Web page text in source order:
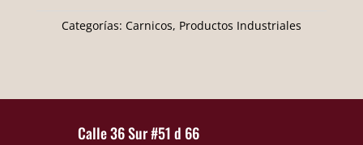
Categorías: Carnicos, Productos Industriales
Calle 36 Sur #51 d 66